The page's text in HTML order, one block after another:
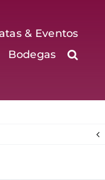
& Eventos
Bodegas